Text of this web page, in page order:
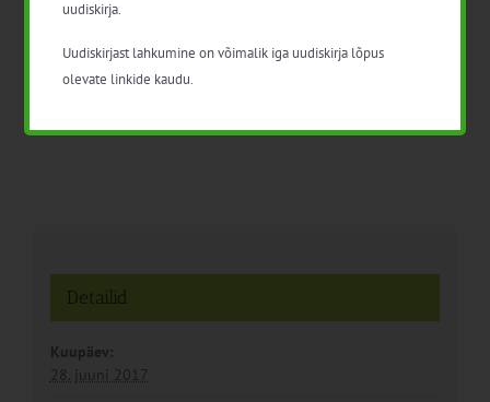
PUUVILJA- JA
MARJAKULTUURIDE
ESITLUSPÄEV
professionaalsele
Detailid
Kuupäev:
28. juuni 2017
uudiskirja.
Uudiskirjast lahkumine on võimalik iga uudiskirja lõpus
olevate linkide kaudu.